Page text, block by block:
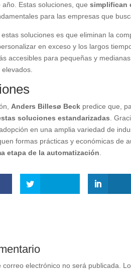
año. Estas soluciones, quesimplifican
para las empresas que
soluciones es que eliminan la
en exceso y los largos
accesibles para pequeñas y
Anders Billesø Beck predice que,
soluciones estandarizadas .
en una amplia variedad de
formas prácticas y económicas de
etapa de la automatización
correo electrónico no será publicada.